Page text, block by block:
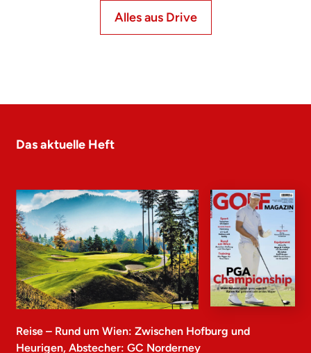
Alles aus Drive
Das aktuelle Heft
Reise – Rund um Wien: Zwischen Hofburg und
Heurigen, Abstecher: GC Norderney